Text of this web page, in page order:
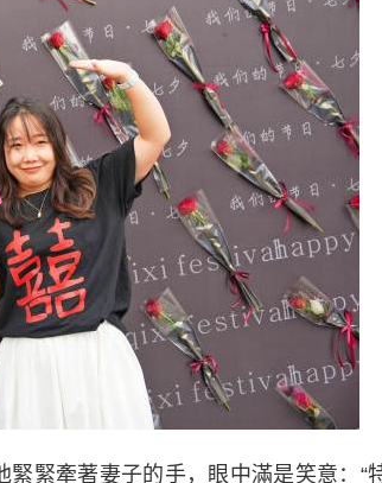
緊牽著妻子的手，眼中滿是笑意：“